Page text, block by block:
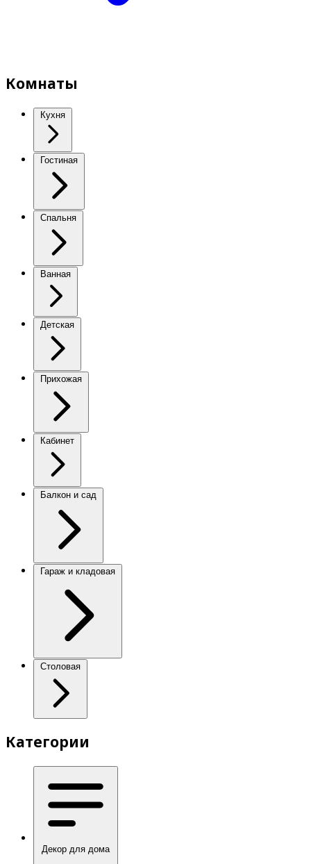
Комнаты
Кухня
Гостиная
Спальня
Ванная
Детская
Прихожая
Кабинет
Балкон и сад
Гараж и кладовая
Столовая
Категории
Декор для дома